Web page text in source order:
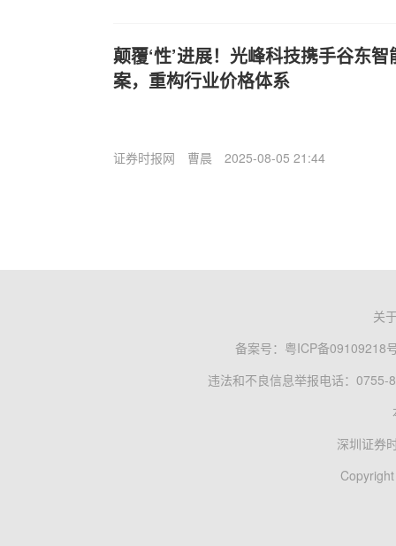
颠覆‘性’进展！光峰科技携手谷东
案，重构行业价格体系
证券时报网 曹晨 2025-08-05 21:44
关
备案号： 粤ICP备09109218
违法和不良信息举报电话：0755-
深圳证券